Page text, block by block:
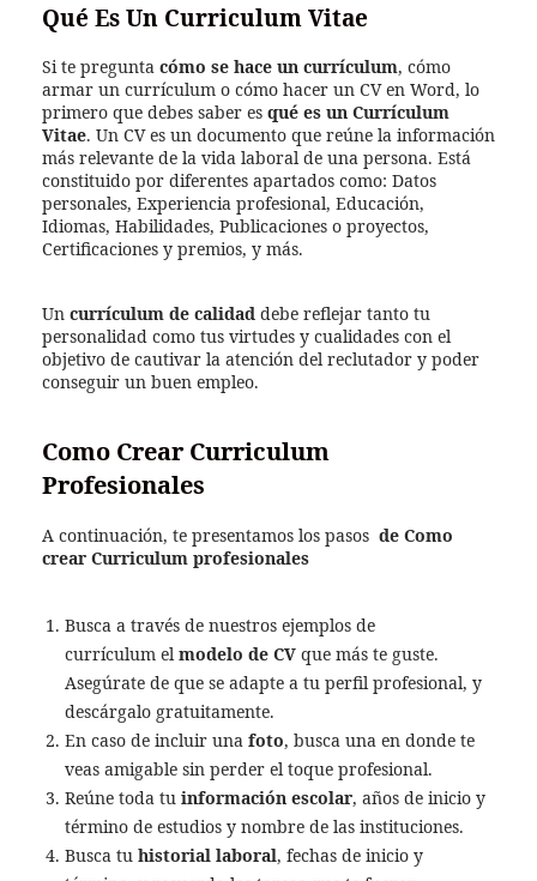
Qué Es Un Curriculum Vitae
Si te pregunta cómo se hace un currículum, cómo
armar un currículum o cómo hacer un CV en Word, lo
primero que debes saber es qué es un Currículum
Vitae. Un CV es un documento que reúne la información
más relevante de la vida laboral de una persona. Está
constituido por diferentes apartados como: Datos
personales, Experiencia profesional, Educación,
Idiomas, Habilidades, Publicaciones o proyectos,
Certificaciones y premios, y más.
Un currículum de calidad debe reflejar tanto tu
personalidad como tus virtudes y cualidades con el
objetivo de cautivar la atención del reclutador y poder
conseguir un buen empleo.
Como Crear Curriculum
Profesionales
A continuación, te presentamos los pasos de Como
crear Curriculum profesionales
Busca a través de nuestros ejemplos de
currículum elmodelo de CVque más te guste.
Asegúrate de que se adapte a tu perfil profesional, y
descárgalo gratuitamente.
En caso de incluir una foto, busca una en donde te
veas amigable sin perder el toque profesional.
Reúne toda tu información escolar, años de inicio y
término de estudios y nombre de las instituciones.
Busca tu historial laboral, fechas de inicio y